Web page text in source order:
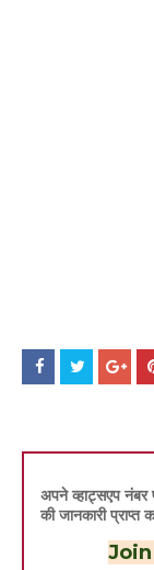
अपने व्हाट्सएप नंबर
की जानकारी